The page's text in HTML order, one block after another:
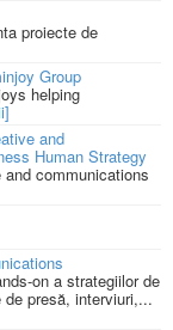
proiecte de
Group
helping
and
Human Strategy
communications
on a strategiilor de
presă, interviuri,...